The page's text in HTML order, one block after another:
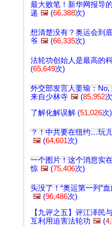
最大败笔！新华网报导
递 🖼️ (66,388次)
想清楚没有？奥运会到
爷 🖼️ (66,335次)
法轮功创始人是最高的
(65,649次)
外交部发言人姜瑜：No,
来自少林寺 🖼️ (85,952
了解化解误解 (51,026次)
？！中共要在纽约…玩
🖼️ (64,601次)
一个图片！这个消息实
惊 🖼️ (75,406次)
头没了！“奥运第一列”
🖼️ (96,486次)
【九评之五】评江泽民
互利用迫害法轮功 🖼️ (